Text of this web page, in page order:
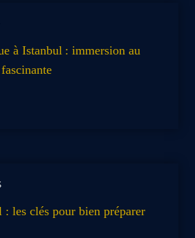
à Istanbul : immersion au
: les clés pour bien préparer